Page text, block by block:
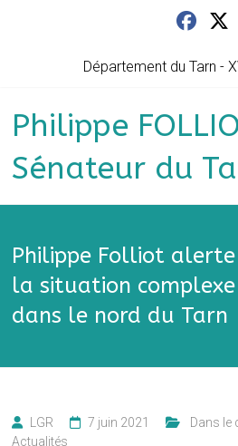
Département du Tarn -
Philippe
Sénateur du
Philippe Folliot
la situation
dans le nord du Tarn
LGR 7 juin 2021 Dans
Actualités